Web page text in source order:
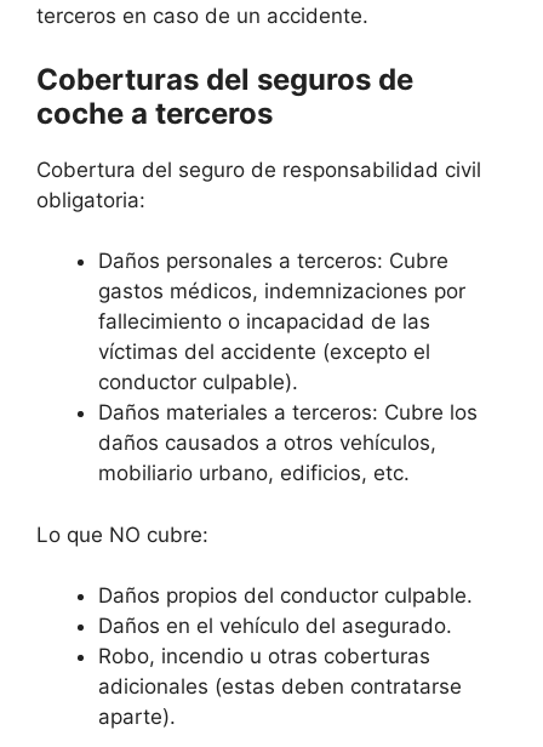
terceros en caso de un accidente.
Coberturas del seguros de
coche a terceros
Cobertura del seguro de responsabilidad civil
obligatoria:
Daños personales a terceros: Cubre
gastos médicos, indemnizaciones por
fallecimiento o incapacidad de las
víctimas del accidente (excepto el
conductor culpable).
Daños materiales a terceros: Cubre los
daños causados a otros vehículos,
mobiliario urbano, edificios, etc.
Lo que NO cubre:
Daños propios del conductor culpable.
Daños en el vehículo del asegurado.
Robo, incendio u otras coberturas
adicionales (estas deben contratarse
aparte).